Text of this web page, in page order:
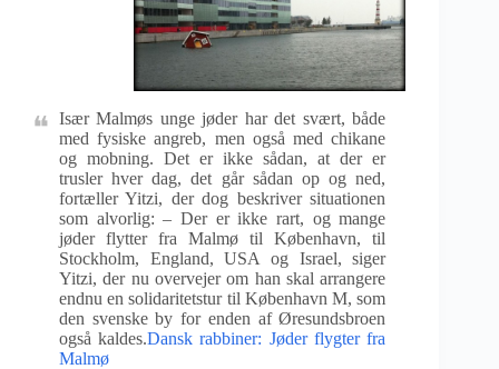
Især Malmøs unge jøder har det svært, både
med fysiske angreb, men også med chikane
og mobning. Det er ikke sådan, at der er
trusler hver dag, det går sådan op og ned,
fortæller Yitzi, der dog beskriver situationen
som alvorlig: – Der er ikke rart, og mange
jøder flytter fra Malmø til København, til
Stockholm, England, USA og Israel, siger
Yitzi, der nu overvejer om han skal arrangere
endnu en solidaritetstur til København M, som
den svenske by for enden af Øresundsbroen
også kaldes.Dansk rabbiner: Jøder flygter fra
Malmø